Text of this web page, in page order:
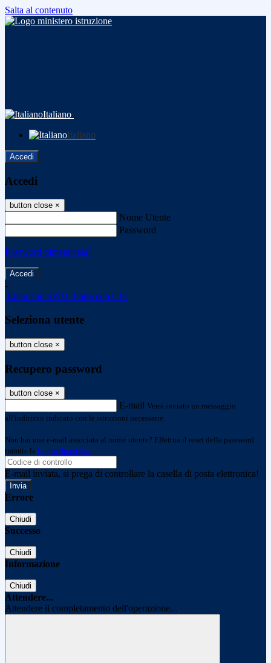
Salta al contenuto
Italiano
Italiano
Accedi
Accedi
button close ×
Nome Utente
Password
Password dimenticata?
-
Entra con SPID Entra con CIE
Seleziona utente
button close ×
Recupero password
button close ×
E-mail Verrà inviato un messaggio
all'indirizzo indicato con le istruzioni necessarie.
Non hai una e-mail associata al nome utente? Effettua il reset della password
tramite la Login Spaggiari
E-mail inviata, si prega di controllare la casella di posta elettronica!
Errore
Chiudi
Successo
Chiudi
Informazione
Chiudi
Attendere...
Attendere il completamento dell'operazione...